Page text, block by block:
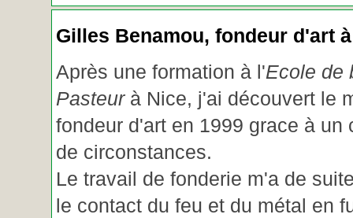
Gilles Benamou, fondeur d'art
Après une formation à l'Ecole de
Pasteurà Nice, j'ai découvert le
fondeur d'art en 1999 grace à un
de circonstances.
Le travail de fonderie m'a de
le contact du feu et du métal en